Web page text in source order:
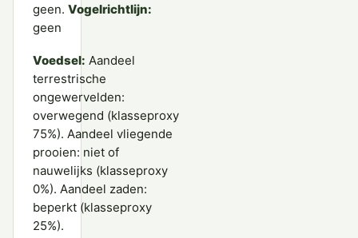
geen. Vogelrichtlijn:
geen
Voedsel: Aandeel
terrestrische
ongewervelden:
overwegend (klasseproxy
75%). Aandeel vliegende
prooien: niet of
nauwelijks (klasseproxy
0%). Aandeel zaden:
beperkt (klasseproxy
25%).